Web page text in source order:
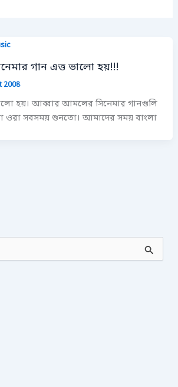
গান এত্ত ভালো হয়!!!
2008
হয়। আব্বার আমলের সিনেমার গানগুলি
ওরা সবসময় শুনতো। আমাদের সময় বাংলা